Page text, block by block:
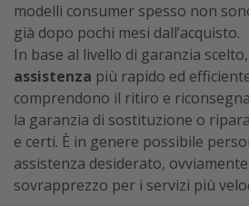
modelli consumer spesso non
già dopo pochi mesi dall’acquisto.
In base al livello di garanzia scelto,
assistenza più rapido ed
comprendono il ritiro e
la garanzia di sostituzione o
e certi. È in genere possibile
assistenza desiderato,
sovrapprezzo per i servizi più